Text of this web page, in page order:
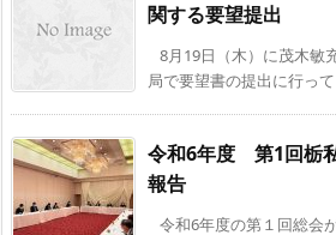
関する要望提出
8月19日（木）に茂木敏
局で要望書の提出に行っ
令和6年度 第1回栃
報告
令和6年度の第１回総会